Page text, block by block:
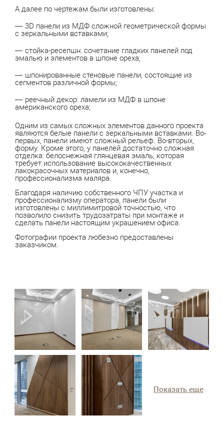
А далее по чертежам были изготовлены:
3D панели из МДФ сложной геометрической формы
с зеркальными вставками;
стойка-ресепшн: сочетание гладких панелей под
эмалью и элементов в шпоне ореха;
шпонированные стеновые панели, состоящие из
сегментов различной формы;
реечный декор: ламели из МДФ в шпоне
американского ореха;
Одним из самых сложных элементов данного проекта
являются белые панели с зеркальными вставками. Во-
первых, панели имеют сложный рельеф. Во-вторых,
форму. Кроме этого, у панелей достаточно сложная
отделка: белоснежная глянцевая эмаль, которая
требует использование высококачественных
лакокрасочных материалов и, конечно,
профессионализма маляра.
Благодаря наличию собственного ЧПУ участка и
профессионализму оператора, панели были
изготовлены с миллимитровой точностью, что
позволило снизить трудозатраты при монтаже и
сделать панели настоящим украшением офиса.
Фотографии проекта любезно предоставлены
заказчиком.
Показать еще